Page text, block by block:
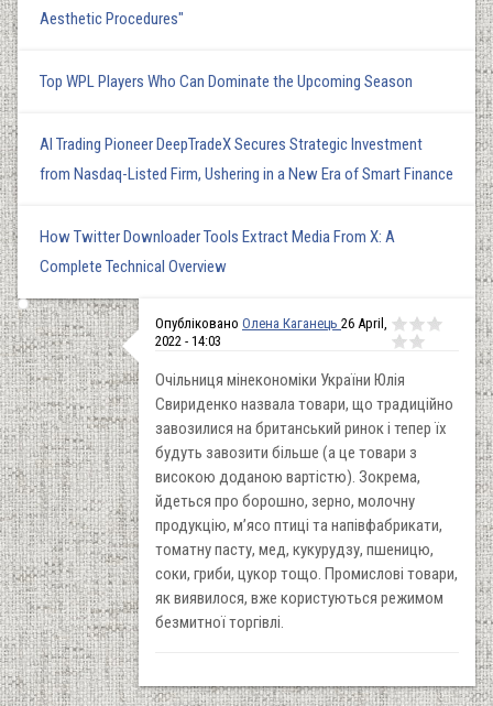
Aesthetic Procedures"
Top WPL Players Who Can Dominate the Upcoming Season
AI Trading Pioneer DeepTradeX Secures Strategic Investment
from Nasdaq-Listed Firm, Ushering in a New Era of Smart Finance
How Twitter Downloader Tools Extract Media From X: A
Complete Technical Overview
Опубліковано Олена Каганець 26 April,
2022 - 14:03
Очільниця мінекономіки України Юлія
Свириденко назвала товари, що традиційно
завозилися на британський ринок і тепер їх
будуть завозити більше (а це товари з
високою доданою вартістю). Зокрема,
йдеться про борошно, зерно, молочну
продукцію, м’ясо птиці та напівфабрикати,
томатну пасту, мед, кукурудзу, пшеницю,
соки, гриби, цукор тощо. Промислові товари,
як виявилося, вже користуються режимом
безмитної торгівлі.